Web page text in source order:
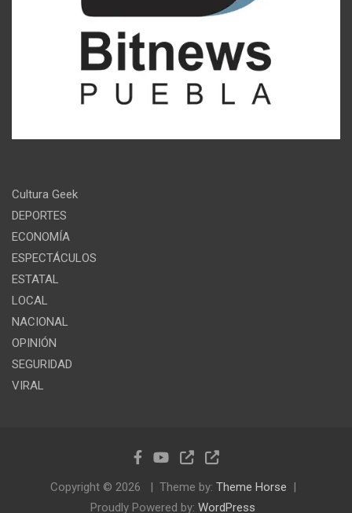
Cultura Geek
DEPORTES
ECONOMÍA
ESPECTÁCULOS
ESTATAL
LOCAL
NACIONAL
OPINIÓN
SEGURIDAD
VIRAL
Copyright © 2026 Theme by: Theme Horse
Proudly Powered by: WordPress